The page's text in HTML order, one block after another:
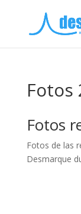
Fotos
Fotos
Fotos de las
Desmarque